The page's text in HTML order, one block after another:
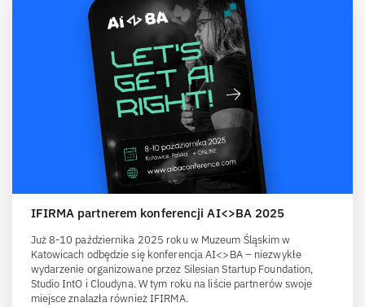
IFIRMA partnerem konferencji AI<>BA 2025
Już 8-10 października 2025 roku w Muzeum Śląskim w
Katowicach odbędzie się konferencja AI<>BA – niezwykłe
wydarzenie organizowane przez Silesian Startup Foundation,
Studio IntO i Cloudyna. W tym roku na liście partnerów swoje
miejsce znalazła również IFIRMA.